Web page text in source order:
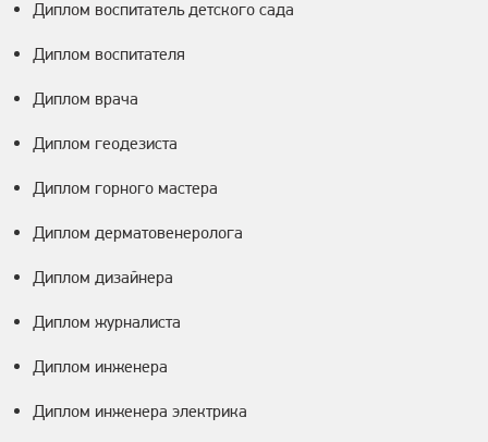
Диплом воспитатель детского сада
Диплом воспитателя
Диплом врача
Диплом геодезиста
Диплом горного мастера
Диплом дерматовенеролога
Диплом дизайнера
Диплом журналиста
Диплом инженера
Диплом инженера электрика